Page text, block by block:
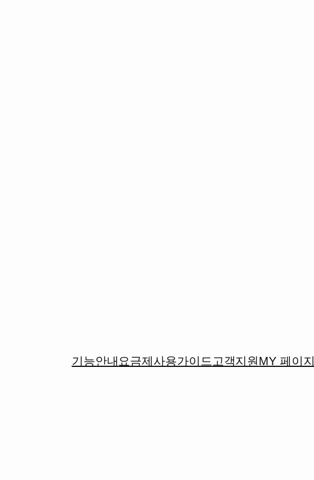
기능안내 요금제 사용가이드 고객지원 MY 페이지
365일 24시간 언제나◦◦광고 없는 무료 사용◦◦페이